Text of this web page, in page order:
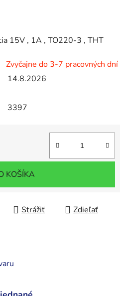
15V , 1A , TO220-3 , THT
Zvyčajne do 3-7 pracovných dní
14.8.2026
3397
KOŠÍKA
Strážiť Zdieľať